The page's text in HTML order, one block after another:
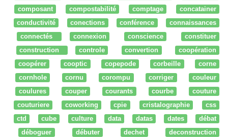
composant
compostabilité comptage
concatainer
conductivité
conections conférence
connaissances
connectés
connexion conscience
constituer
construction
controle convertion
coopération
coopérer
cooptic copepode corbeille
corne
cornhole
cornu corompu corriger
couleur
coulures
couper courants courbe
couture
couturiere
coworking cpie cristalographie
css
ctd
cube culture data datas dates
débat
déboguer
débuter dechet
deconstruction